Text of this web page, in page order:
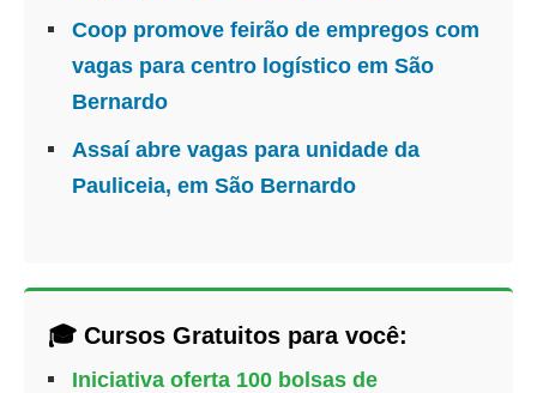
Coop promove feirão de empregos com
vagas para centro logístico em São
Bernardo
Assaí abre vagas para unidade da
Pauliceia, em São Bernardo
🎓 Cursos Gratuitos para você:
Iniciativa oferta 100 bolsas de